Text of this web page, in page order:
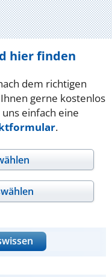
hier finden
dem richtigen
gerne kostenlos
einfach eine
.